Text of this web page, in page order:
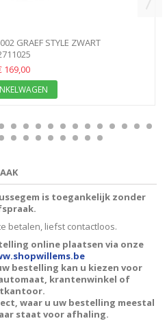
GRAEF STYLE ZWART
169,00
is toegankelijk zonder
betalen, liefst contactloos.
online plaatsen via onze
bestelling kan u kiezen voor
krantenwinkel of
waar u uw bestelling meestal
staat voor afhaling.